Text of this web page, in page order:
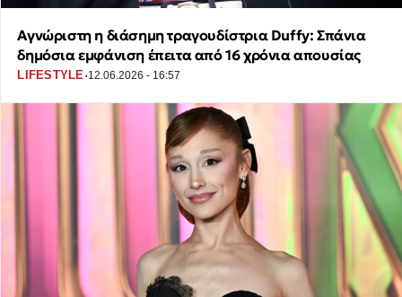
Αγνώριστη η διάσημη τραγουδίστρια Duffy: Σπάνια
δημόσια εμφάνιση έπειτα από 16 χρόνια απουσίας
LIFESTYLE·12.06.2026 - 16:57